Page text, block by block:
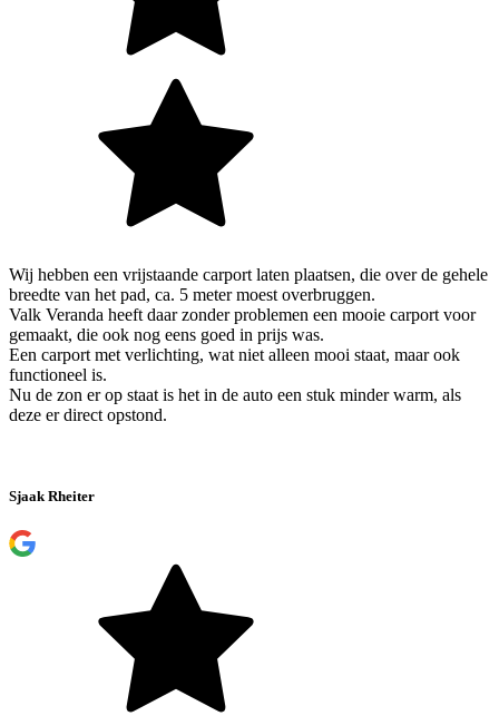
Wij hebben een vrijstaande carport laten plaatsen, die over de gehele
breedte van het pad, ca. 5 meter moest overbruggen.
Valk Veranda heeft daar zonder problemen een mooie carport voor
gemaakt, die ook nog eens goed in prijs was.
Een carport met verlichting, wat niet alleen mooi staat, maar ook
functioneel is.
Nu de zon er op staat is het in de auto een stuk minder warm, als
deze er direct opstond.
Sjaak Rheiter